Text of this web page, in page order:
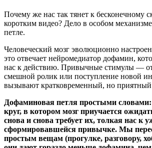
Почему же нас так тянет к бесконечному
коротким видео? Дело в особом
петле.
Человеческий мозг эволюционно настроен
это отвечает нейромедиатор дофамин,
нас к действию. Привычные стимулы —
смешной ролик или поступление новой
вызывают кратковременный, но
Дофаминовая петля простыми
круг, в котором мозг приучается
снова и снова требует их, толкая нас к
сформировавшейся привычке. Мы
простым вещам (прогулке, разговору,